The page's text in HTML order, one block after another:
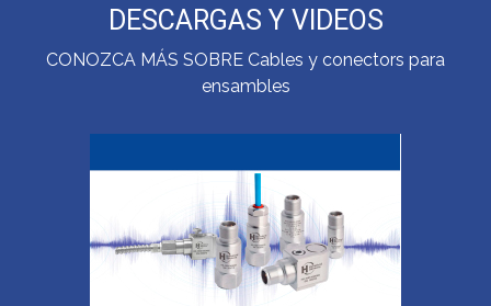
DESCARGAS Y VIDEOS
CONOZCA MÁS SOBRE Cables y conectors para
ensambles